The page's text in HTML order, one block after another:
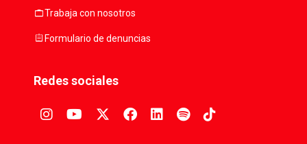
workTrabaja con nosotros
assignmentFormulario de denuncias
Redes sociales